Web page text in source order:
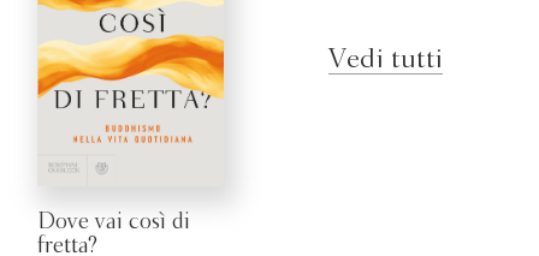
Dove vai così di
fretta?
Vedi tutti